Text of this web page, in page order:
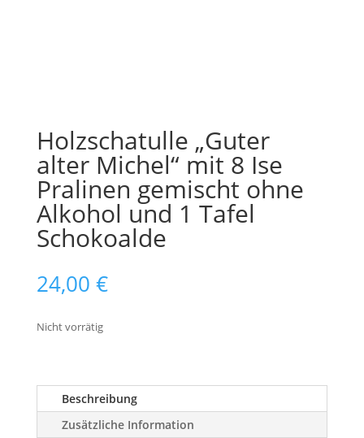
Holzschatulle „Guter
alter Michel“ mit 8 Ise
Pralinen gemischt ohne
Alkohol und 1 Tafel
Schokoalde
24,00 €
Nicht vorrätig
Beschreibung
Zusätzliche Information